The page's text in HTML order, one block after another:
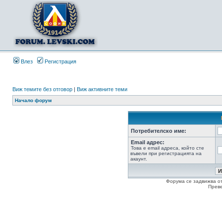
Влез Регистрация
Виж темите без отговор | Виж активните теми
Начало форум
Потребителско име:
Email адрес:
Това е email адреса, който сте
въвели при регистрацията на
акаунт.
Форума се задвижва